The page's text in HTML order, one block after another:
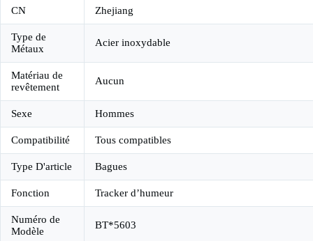
CN Zhejiang
Type de
Métaux
Acier inoxydable
Matériau de
revêtement
Aucun
Sexe Hommes
Compatibilité Tous compatibles
Type D'article Bagues
Fonction Tracker d’humeur
Numéro de
Modèle
BT*5603